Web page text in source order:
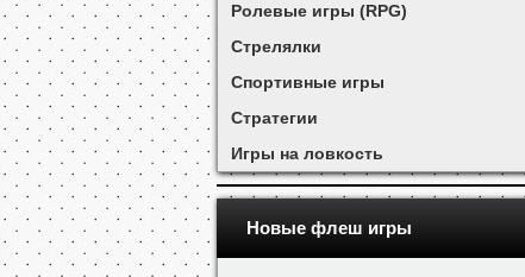
Ролевые игры (RPG)
Стрелялки
Спортивные игры
Стратегии
Игры на ловкость
Новые флеш игры